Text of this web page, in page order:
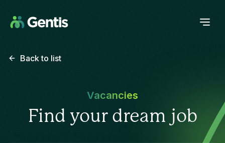
Back to list
Vacancies
Find your dream job